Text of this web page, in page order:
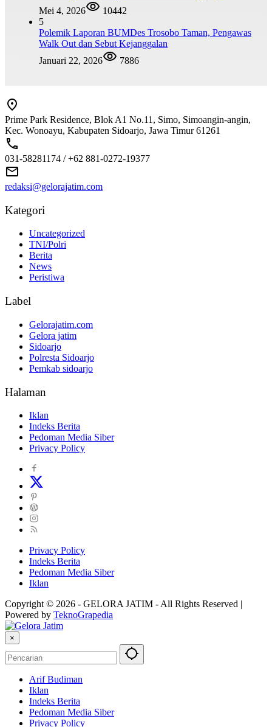
Mei 4, 2026
10442
5
Polemik Laporan BUMDes Trosobo Taman, Pengawas
Walk Out dan Sebut Kejanggalan
Januari 22, 2026
7886
Prime Park Residence, Blok A1 No.11, Simo, Simoangin-angin,
Kec. Wonoayu, Kabupaten Sidoarjo, Jawa Timur 61261
031-58281174 / +62 881-0272-19377
redaksi@gelorajatim.com
Kategori
Uncategorized
TNI/Polri
Berita
News
Peristiwa
Label
Gelorajatim.com
Gelora jatim
Sidoarjo
Polresta Sidoarjo
Pemkab sidoarjo
Halaman
Iklan
Indeks Berita
Pedoman Media Siber
Privacy Policy
Privacy Policy
Indeks Berita
Pedoman Media Siber
Iklan
Copyright © 2026 - GELORA JATIM - All Rights Reserved |
Powered by TeknoGrapedia
×
Arif Budiman
Iklan
Indeks Berita
Pedoman Media Siber
Privacy Policy